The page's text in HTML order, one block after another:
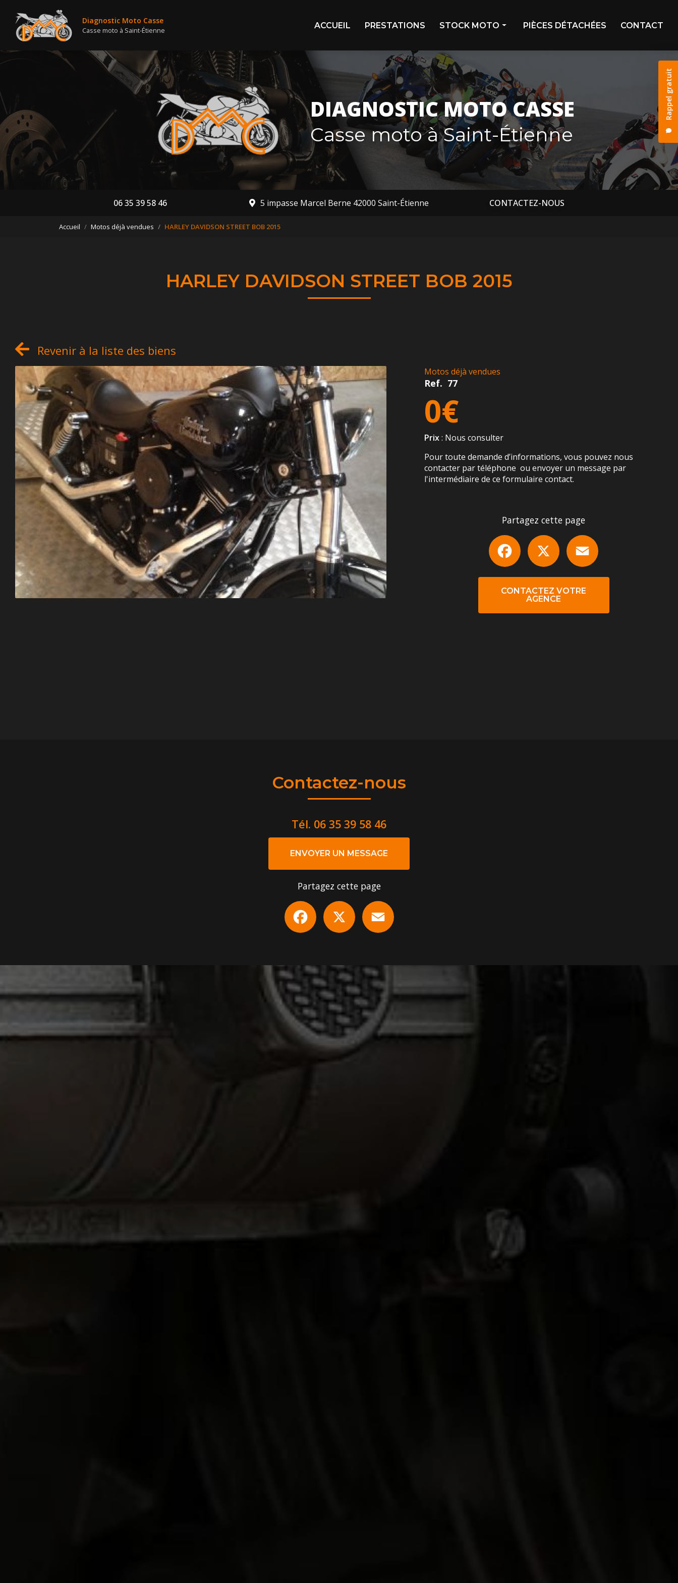
contenu
principal
Diagnostic Moto Casse
Casse moto à Saint-Étienne
Rappel gratuit
ACCUEIL PRESTATIONS STOCK MOTO
Arrivage
En stock
Motos déjà vendues
Motos réservées
PIÈCES DÉTACHÉES CONTACT
DIAGNOSTIC MOTO CASSE
Casse moto à Saint-Étienne
06 35 39 58 46 5 impasse Marcel Berne 42000 Saint-Étienne CONTACTEZ-NOUS
Accueil Motos déjà vendues HARLEY DAVIDSON STREET BOB 2015
HARLEY DAVIDSON STREET BOB 2015
Revenir à la liste des biens
Motos déjà vendues
Ref. 77
0€
Prix: Nous consulter
Pour toute demande d’informations, vous pouvez nous
contacter par téléphone ou envoyer un message par
l'intermédiaire de ce formulaire contact.
Partagez cette page
Facebook
CONTACTEZ VOTRE
AGENCE
Contactez-nous
Tél. 06 35 39 58 46
ENVOYER UN MESSAGE
Partagez cette page
Facebook